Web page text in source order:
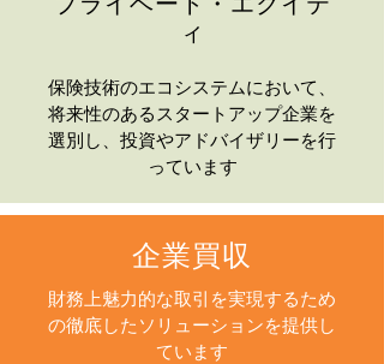
ィ
保険技術のエコシステムにおいて、
将来性のあるスタートアップ企業を
選別し、投資やアドバイザリーを行
っています
企業買収
財務上魅力的な取引を実現するため
の徹底したソリューションを提供し
ています